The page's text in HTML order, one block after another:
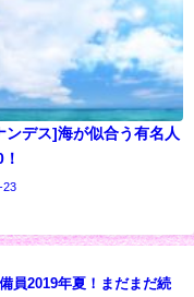
ンデス]海が似合う有名人
23
員2019年夏！まだまだ続